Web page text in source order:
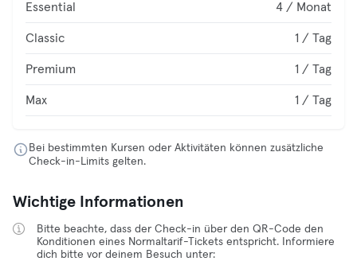
Essential 4 / Monat
Classic 1 / Tag
Premium 1 / Tag
Max 1 / Tag
Bei bestimmten Kursen oder Aktivitäten können zusätzliche
Check-in-Limits gelten.
Wichtige Informationen
Bitte beachte, dass der Check-in über den QR-Code den
Konditionen eines Normaltarif-Tickets entspricht. Informiere
dich bitte vor deinem Besuch unter: